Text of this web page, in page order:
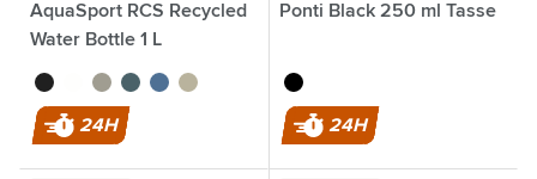
AquaSport RCS Recycled
Water Bottle 1 L
noir blancgris bleu océan
bleu beige
24H
Ponti Black 250 ml Tasse
noir
24H